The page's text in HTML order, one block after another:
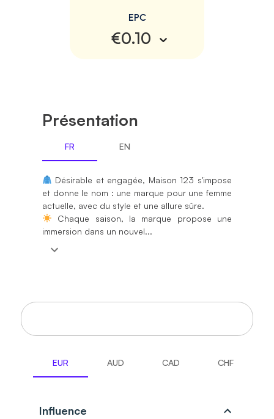
€0.10
EPC
Présentation
FR EN
Désirable et engagée, Maison 123 s'impose
et donne le nom : une marque pour une femme
Chaque saison, la marque propose une
immersion dans un nouvel...
EUR AUD CAD CHF
Influence